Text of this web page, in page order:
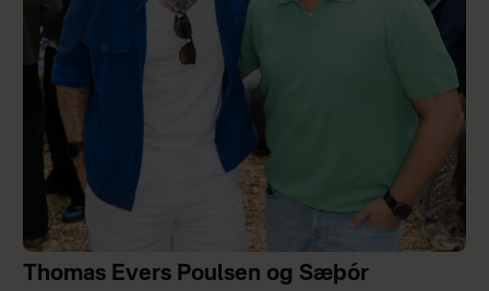
Thomas Evers Poulsen og Sæþór